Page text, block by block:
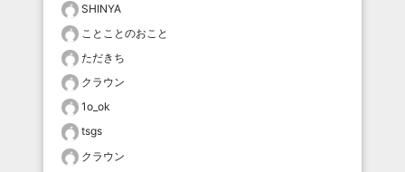
SHINYA
ことことのおこと
ただきち
クラウン
1o_ok
tsgs
クラウン